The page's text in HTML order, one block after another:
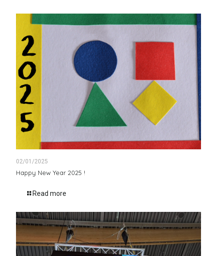
02/01/2025
Happy New Year 2025 !
Read more